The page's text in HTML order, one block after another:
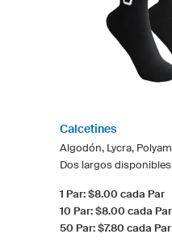
Calcetines
Algodón, Lycra,
Dos largos
1 Par: $8.00 cada Par
10 Par: $8.00 cada Par
50 Par: $7.80 cada Par